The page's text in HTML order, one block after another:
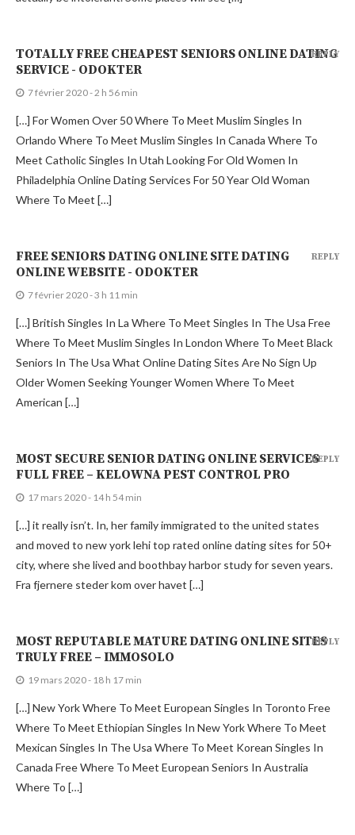
TOTALLY FREE CHEAPEST SENIORS ONLINE DATING
SERVICE - ODOKTER
7 février 2020 - 2 h 56 min
[…] For Women Over 50 Where To Meet Muslim Singles In
Orlando Where To Meet Muslim Singles In Canada Where To
Meet Catholic Singles In Utah Looking For Old Women In
Philadelphia Online Dating Services For 50 Year Old Woman
Where To Meet […]
REPLY
FREE SENIORS DATING ONLINE SITE DATING
ONLINE WEBSITE - ODOKTER
7 février 2020 - 3 h 11 min
[…] British Singles In La Where To Meet Singles In The Usa Free
Where To Meet Muslim Singles In London Where To Meet Black
Seniors In The Usa What Online Dating Sites Are No Sign Up
Older Women Seeking Younger Women Where To Meet
American […]
REPLY
MOST SECURE SENIOR DATING ONLINE SERVICES
FULL FREE – KELOWNA PEST CONTROL PRO
17 mars 2020 - 14 h 54 min
[…] it really isn’t. In, her family immigrated to the united states
and moved to new york lehi top rated online dating sites for 50+
city, where she lived and boothbay harbor study for seven years.
Fra fjernere steder kom over havet […]
REPLY
MOST REPUTABLE MATURE DATING ONLINE SITES
TRULY FREE – IMMOSOLO
19 mars 2020 - 18 h 17 min
[…] New York Where To Meet European Singles In Toronto Free
Where To Meet Ethiopian Singles In New York Where To Meet
Mexican Singles In The Usa Where To Meet Korean Singles In
Canada Free Where To Meet European Seniors In Australia
Where To […]
REPLY